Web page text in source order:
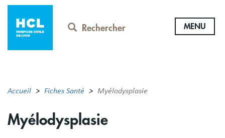
Aller
contenu
principal
Rechercher MENU
Accueil Fiches Santé Myélodysplasie
Myélodysplasie